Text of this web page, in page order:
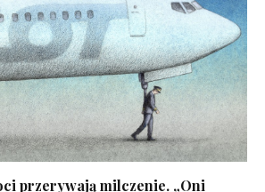
przerywają milczenie. „Oni